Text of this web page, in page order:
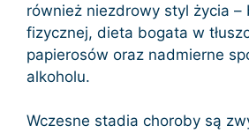
również niezdrowy styl życia –
fizycznej, dieta bogata w
papierosów oraz nadmierne
alkoholu.
Wczesne stadia choroby są